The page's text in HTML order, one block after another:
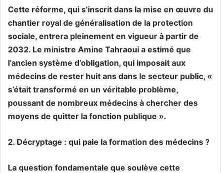
Cette réforme, qui s’inscrit dans la mise en œuvre du
chantier royal de généralisation de la protection
sociale, entrera pleinement en vigueur à partir de
2032. Le ministre Amine Tahraoui a estimé que
l’ancien système d’obligation, qui imposait aux
médecins de rester huit ans dans le secteur public, «
s’était transformé en un véritable problème,
poussant de nombreux médecins à chercher des
moyens de quitter la fonction publique ».
2. Décryptage : qui paie la formation des médecins ?
La question fondamentale que soulève cette